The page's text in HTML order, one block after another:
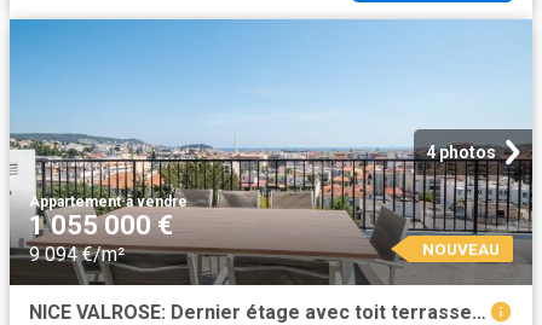
4 photos
Appartement·à vendre
1 055 000 €
9 094 €/m² NOUVEAU
NICE VALROSE: Dernier étage avec toit terrasse et vue mer.. 116m² Nice